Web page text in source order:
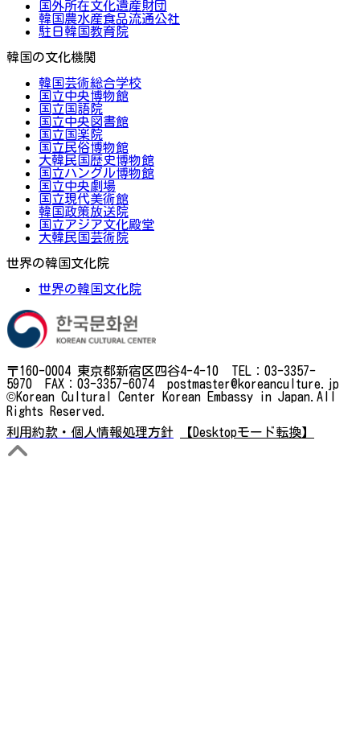
国外所在文化遺産財団
韓国農水産食品流通公社
駐日韓国教育院
韓国の文化機関
韓国芸術総合学校
国立中央博物館
国立国語院
国立中央図書館
国立国楽院
国立民俗博物館
大韓民国歴史博物館
国立ハングル博物館
国立中央劇場
国立現代美術館
韓国政策放送院
国立アジア文化殿堂
大韓民国芸術院
世界の韓国文化院
世界の韓国文化院
〒160-0004 東京都新宿区四谷4-4-10 TEL：03-3357-
5970 FAX：03-3357-6074 postmaster@koreanculture.jp
©Korean Cultural Center Korean Embassy in Japan.All
Rights Reserved.
利用約款・個人情報処理方針
【Desktopモード転換】